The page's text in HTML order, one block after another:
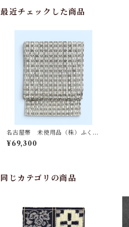
最近チェックした商品
名古屋帯 未使用品（株）ふく
い 白/シルバー/涅色 お洒落でモ
ダンな格子柄 反端つき 長さ 3
¥69,300
同じカテゴリの商品